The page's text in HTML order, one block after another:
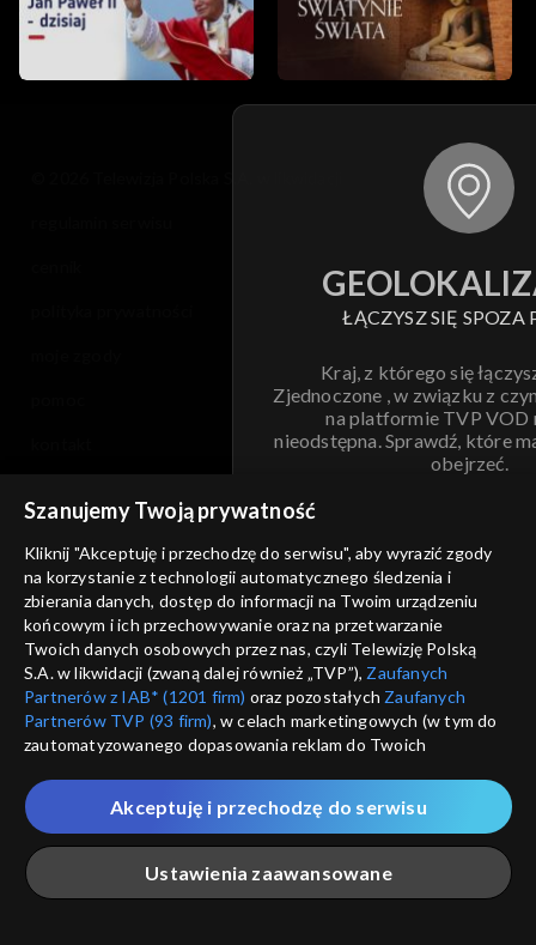
ŁĄCZYSZ SIĘ SPOZA
Kraj, z którego się
Zjednoczone , w związku z
na platformie TVP VOD
nieodstępna. Sprawdź, które
obejrzeć.
ANULUJ
informacje o dostawcy usług
Szanujemy Twoją prywatność
Kliknij "Akceptuję i przechodzę do serwisu", aby wyrazić zgody
na korzystanie z technologii automatycznego śledzenia i
zbierania danych, dostęp do informacji na Twoim urządzeniu
końcowym i ich przechowywanie oraz na przetwarzanie
Twoich danych osobowych przez nas, czyli Telewizję Polską
S.A. w likwidacji (zwaną dalej również „TVP”), Zaufanych
Partnerów z IAB* (1201 firm) oraz pozostałych Zaufanych
Partnerów TVP (93 firm), w celach marketingowych (w tym do
zautomatyzowanego dopasowania reklam do Twoich
które wskazujemy poniżej, a także zgody na udostępnianie
przez nas identyfikatora PPID do Google.
Twoje dane osobowe zbierane podczas odwiedzania przez
Ciebie naszych
poszczególnych serwisówzwanych dalej
„Portalem”, w tym informacje zapisywane za pomocą
Ustawienia zaawansowane
Akceptuję i przechodzę do serwisu